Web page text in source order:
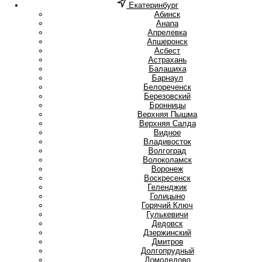
Екатеринбург
Абинск
Анапа
Апрелевка
Апшеронск
Асбест
Астрахань
Балашиха
Барнаул
Белореченск
Березовский
Бронницы
Верхняя Пышма
Верхняя Салда
Видное
Владивосток
Волгоград
Волоколамск
Воронеж
Воскресенск
Геленджик
Голицыно
Горячий Ключ
Гулькевичи
Дедовск
Дзержинский
Дмитров
Долгопрудный
Домодедово